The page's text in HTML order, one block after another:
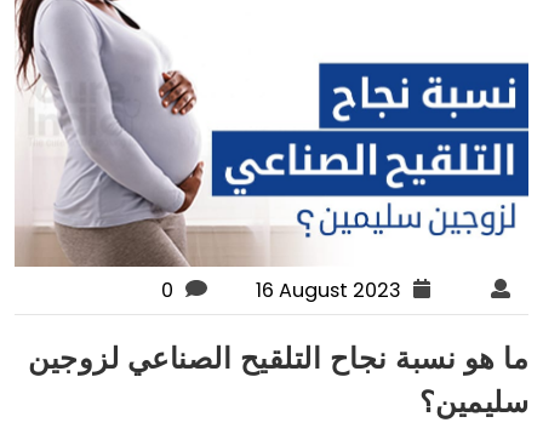
16 August 2023
0
ما هو نسبة نجاح التلقيح الصناعي لزوجين
سليمين؟